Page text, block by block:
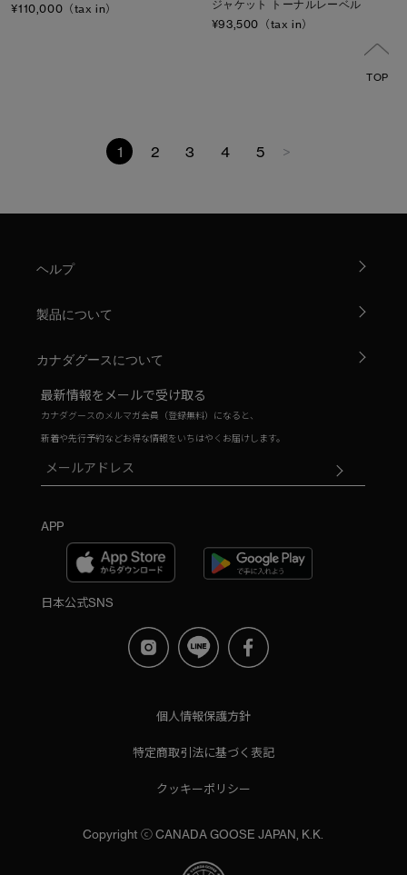
¥110,000（tax in）
ジャケット トーナルレーベル
¥93,500（tax in）
TOP
1 2 3 4 5 >
ヘルプ
製品について
カナダグースについて
最新情報をメールで受け取る
カナダグースのメルマガ会員（登録無料）になると、
新着や先行予約などお得な情報をいちはやくお届けします。
APP
日本公式SNS
個人情報保護方針
特定商取引法に基づく表記
クッキーポリシー
Copyright ⓒ CANADA GOOSE JAPAN, K.K.